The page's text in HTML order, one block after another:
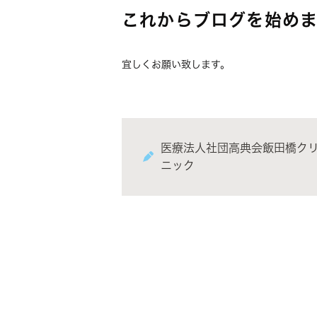
これからブログを始め
宜しくお願い致します。
医療法人社団高典会飯田橋ク
ニック